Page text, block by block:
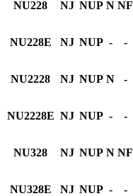
NU228 NJ NUP N NF
NU228E NJ NUP - -
NU2228 NJ NUP N -
NU2228E NJ NUP - -
NU328 NJ NUP N NF
NU328E NJ NUP - -